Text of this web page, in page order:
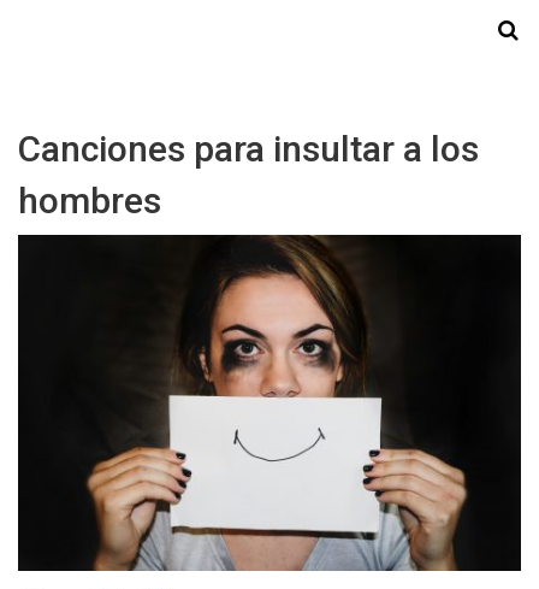
Canciones para insultar a los
hombres